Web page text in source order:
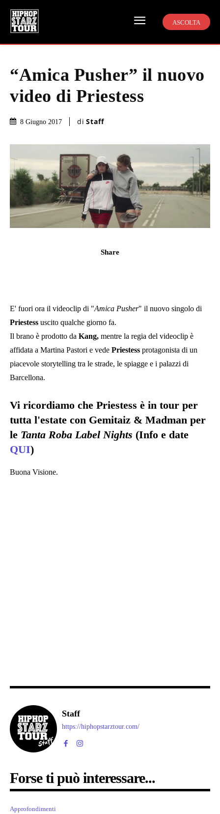
ASCOLTA
“Amica Pusher” il nuovo
video di Priestess
8 Giugno 2017 di Staff
Share
E' fuori ora il videoclip di "Amica Pusher" il nuovo singolo di
Priestess uscito qualche giorno fa.
Il brano è prodotto da Kang, mentre la regia del videoclip è
affidata a Martina Pastori e vede Priestess protagonista di un
piacevole storytelling tra le strade, le spiagge e i palazzi di
Barcellona.
Vi ricordiamo che Priestess è in tour per
tutta l'estate con Gemitaiz & Madman per
le Tanta Roba Label Nights (Info e date
QUI)
Buona Visione.
Staff
https://hiphopstarztour.com/
Forse ti può interessare...
Approfondimenti